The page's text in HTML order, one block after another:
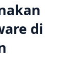
di